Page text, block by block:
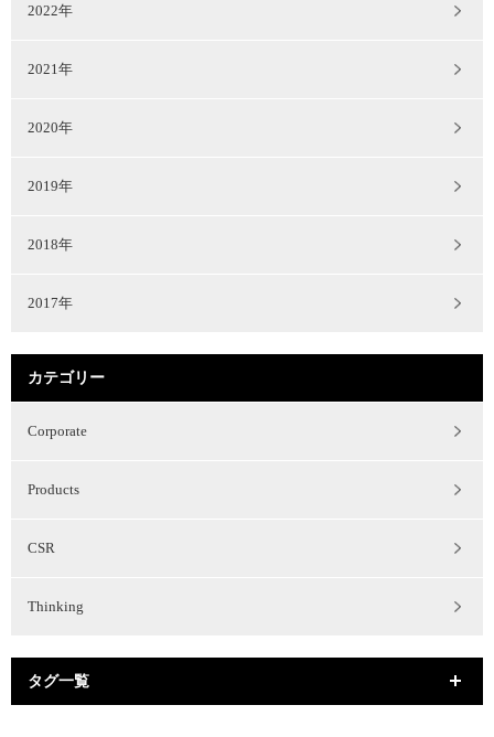
2022年
2021年
2020年
2019年
2018年
2017年
カテゴリー
Corporate
Products
CSR
Thinking
タグ一覧